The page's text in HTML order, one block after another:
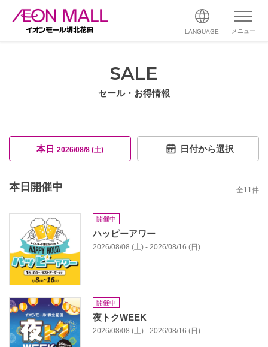
LANGUAGE メニュー
SALE
セール・お得情報
本日 2026/08/8 (土) 日付から選択
本日開催中 全11件
開催中
ハッピーアワー
2026/08/08 (土) - 2026/08/16 (日)
開催中
夜トクWEEK
2026/08/08 (土) - 2026/08/16 (日)